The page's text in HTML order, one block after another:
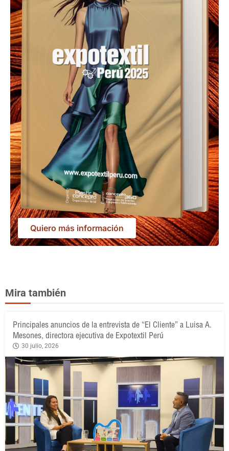
Quiero más información
Mira también
Principales anuncios de la entrevista de “El Cliente” a Luisa A.
Mesones, directora ejecutiva de Expotextil Perú
30 julio, 2026